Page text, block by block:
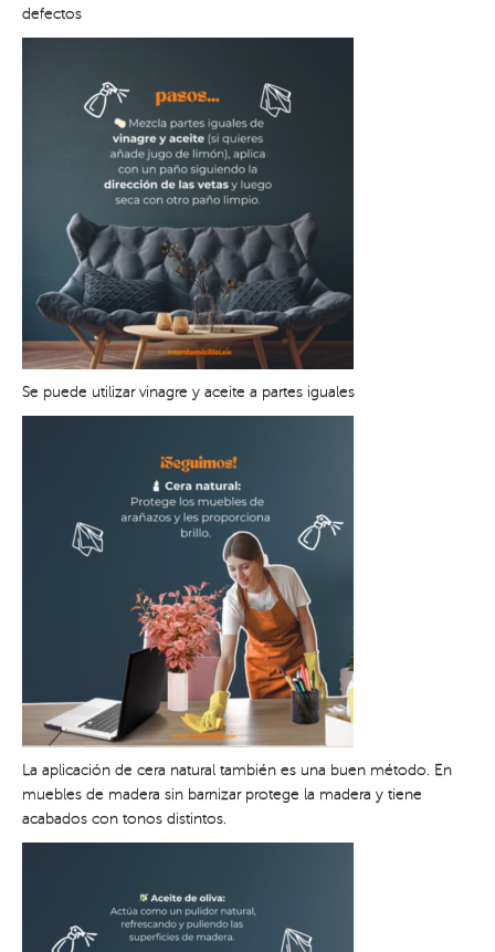
defectos
Se puede utilizar vinagre y aceite a partes iguales
La aplicación de cera natural también es una buen método. En
muebles de madera sin barnizar protege la madera y tiene
acabados con tonos distintos.